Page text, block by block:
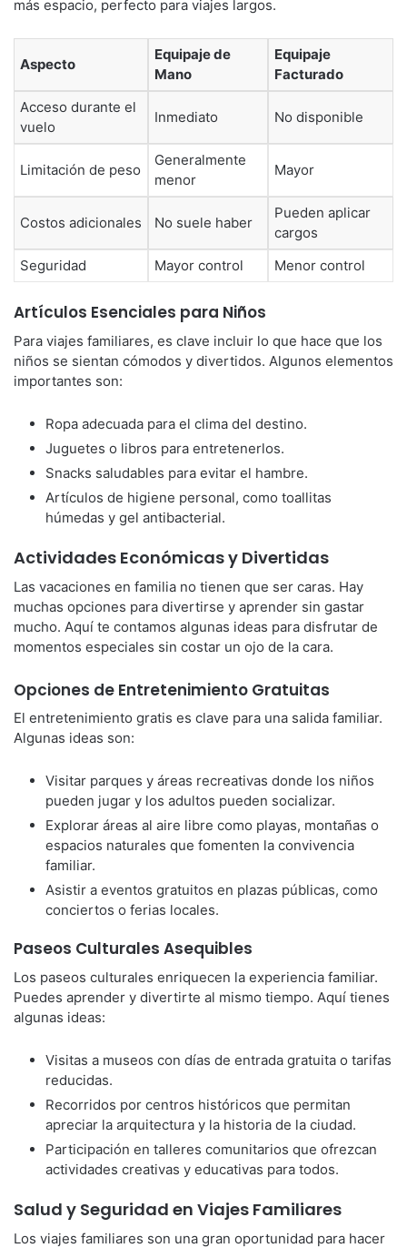
más espacio, perfecto para viajes largos.
Aspecto
Equipaje de
Mano
Equipaje
Facturado
Acceso durante el
vuelo
Inmediato No disponible
Limitación de peso
Generalmente
menor
Mayor
Costos adicionales No suele haber
Pueden aplicar
cargos
Seguridad
Mayor control Menor control
Artículos Esenciales para Niños
Para viajes familiares, es clave incluir lo que hace que los
niños se sientan cómodos y divertidos. Algunos elementos
importantes son:
Ropa adecuada para el clima del destino.
Juguetes o libros para entretenerlos.
Snacks saludables para evitar el hambre.
Artículos de higiene personal, como toallitas
húmedas y gel antibacterial.
Actividades Económicas y Divertidas
Las vacaciones en familia no tienen que ser caras. Hay
muchas opciones para divertirse y aprender sin gastar
mucho. Aquí te contamos algunas ideas para disfrutar de
momentos especiales sin costar un ojo de la cara.
Opciones de Entretenimiento Gratuitas
El entretenimiento gratis es clave para una salida familiar.
Algunas ideas son:
Visitar parques y áreas recreativas donde los niños
pueden jugar y los adultos pueden socializar.
Explorar áreas al aire libre como playas, montañas o
espacios naturales que fomenten la convivencia
familiar.
Asistir a eventos gratuitos en plazas públicas, como
conciertos o ferias locales.
Paseos Culturales Asequibles
Los paseos culturales enriquecen la experiencia familiar.
Puedes aprender y divertirte al mismo tiempo. Aquí tienes
algunas ideas:
Visitas a museos con días de entrada gratuita o tarifas
reducidas.
Recorridos por centros históricos que permitan
apreciar la arquitectura y la historia de la ciudad.
Participación en talleres comunitarios que ofrezcan
actividades creativas y educativas para todos.
Salud y Seguridad en Viajes Familiares
Los viajes familiares son una gran oportunidad para hacer